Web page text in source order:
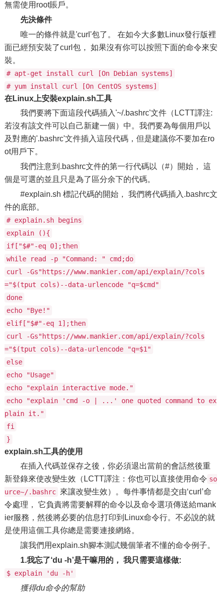
無需使用root賬戶。
先決條件
唯一的條件就是'curl'包了。 在如今大多數Linux發行版裡
面已經預安裝了curl包， 如果沒有你可以按照下面的命令來安
裝。
# apt-get install curl [On Debian systems]
# yum install curl [On CentOS systems]
在Linux上安裝explain.sh工具
我們要將下面這段代碼插入'~/.bashrc'文件（LCTT譯注:
若沒有該文件可以自己新建一個）中。我們要為每個用戶以
及對應的'.bashrc'文件插入這段代碼，但是建議你不要加在ro
ot用戶下。
我們注意到.bashrc文件的第一行代碼以（#）開始， 這
個是可選的並且只是為了區分余下的代碼。
#explain.sh 標記代碼的開始， 我們將代碼插入.bashrc文
件的底部。
# explain.sh begins
explain (){
if["$#"-eq 0];then
while read -p "Command: " cmd;do
curl -Gs"https://www.mankier.com/api/explain/?cols
="$(tput cols)--data-urlencode "q=$cmd"
done
echo "Bye!"
elif["$#"-eq 1];then
curl -Gs"https://www.mankier.com/api/explain/?cols
="$(tput cols)--data-urlencode "q=$1"
else
echo "Usage"
echo "explain interactive mode."
echo "explain 'cmd -o | ...' one quoted command to ex
plain it."
fi
}
explain.sh工具的使用
在插入代碼並保存之後，你必須退出當前的會話然後重
新登錄來使改變生效（LCTT譯注：你也可以直接使用命令 so
urce~/.bashrc 來讓改變生效）。每件事情都是交由‘curl’命
令處理， 它負責將需要解釋的命令以及命令選項傳送給mank
ier服務，然後將必要的信息打印到Linux命令行。不必說的就
是使用這個工具你總是需要連接網絡。
讓我們用explain.sh腳本測試幾個筆者不懂的命令例子。
1.我忘了‘du -h’是干嘛用的， 我只需要這樣做:
$ explain 'du -h'
獲得du命令的幫助